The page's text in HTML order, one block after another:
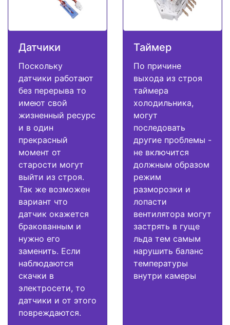
Датчики
Поскольку
датчики работают
без перерыва то
имеют свой
жизненный ресурс
и в один
прекрасный
момент от
старости могут
выйти из строя.
Так же возможен
вариант что
датчик окажется
бракованным и
нужно его
заменить. Если
наблюдаются
скачки в
электросети, то
датчики и от этого
повреждаются.
Таймер
По причине
выхода из строя
таймера
холодильника,
могут
последовать
другие проблемы -
не включится
должным образом
режим
разморозки и
лопасти
вентилятора могут
застрять в гуще
льда тем самым
нарушить баланс
температуры
внутри камеры